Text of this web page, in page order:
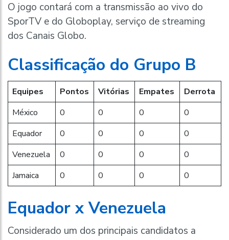
O jogo contará com a transmissão ao vivo do
SporTV e do Globoplay, serviço de streaming
dos Canais Globo.
Classificação do Grupo B
Equipes Pontos Vitórias Empates
Derrota
México
0 0 0
0
Equador
0 0 0
0
Venezuela
0 0 0
0
Jamaica
0 0 0 0
Equador x Venezuela
Considerado um dos principais candidatos a